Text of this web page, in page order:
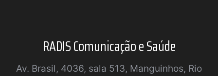
RADIS Comunicação e Saúde
Av. Brasil, 4036, sala 513, Manguinhos, Rio